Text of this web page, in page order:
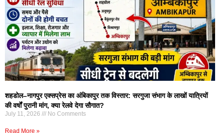
शहडोल–नागपुर एक्सप्रेस का अंबिकापुर तक विस्तार: सरगुजा संभाग के लाखों यात्रियों
की वर्षों पुरानी मांग, क्या रेलवे देगा सौगात?
July 11, 2026 No Comments
Read More »